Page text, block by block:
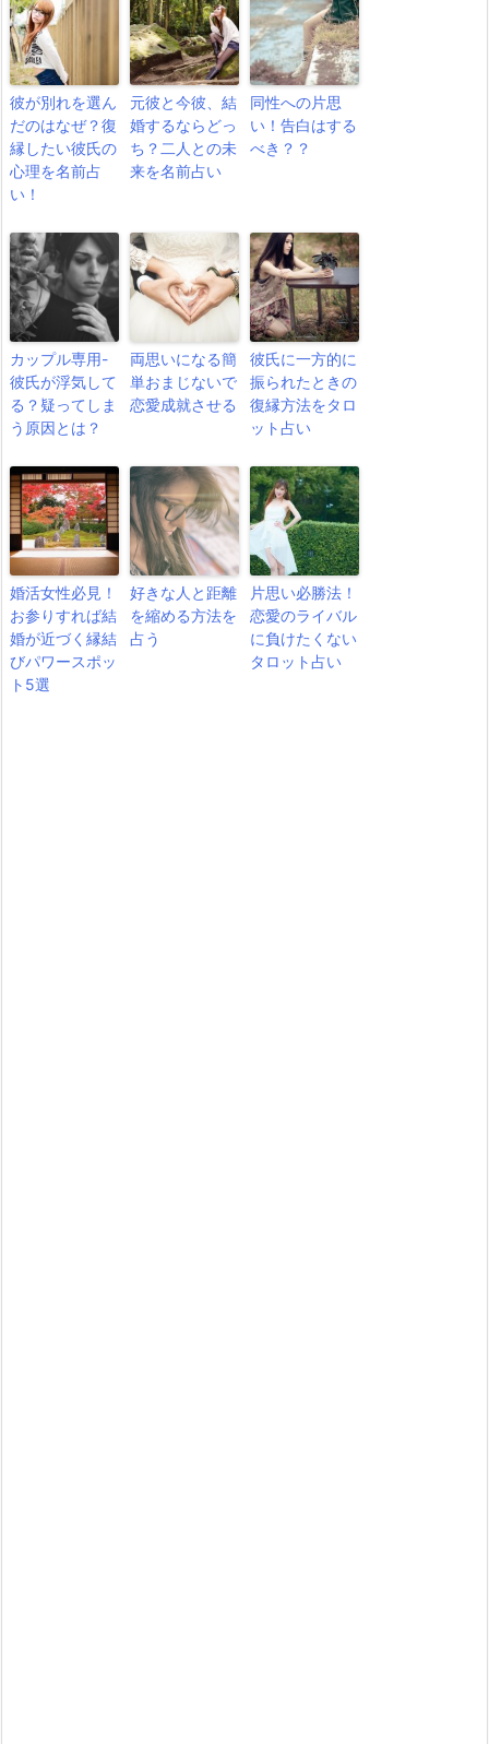
彼が別れを選ん
だのはなぜ？復
縁したい彼氏の
心理を名前占
い！
元彼と今彼、結
婚するならどっ
ち？二人との未
来を名前占い
同性への片思
い！告白はする
べき？？
カップル専用-
彼氏が浮気して
る？疑ってしま
う原因とは？
両思いになる簡
単おまじないで
恋愛成就させる
彼氏に一方的に
振られたときの
復縁方法をタロ
ット占い
婚活女性必見！
お参りすれば結
婚が近づく縁結
びパワースポッ
ト5選
好きな人と距離
を縮める方法を
占う
片思い必勝法！
恋愛のライバル
に負けたくない
タロット占い